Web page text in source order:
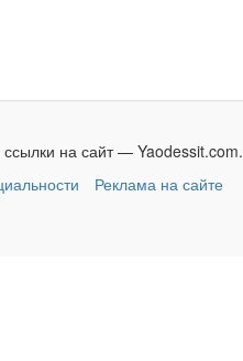
на сайт — Yaodessit.com.
Реклама на сайте